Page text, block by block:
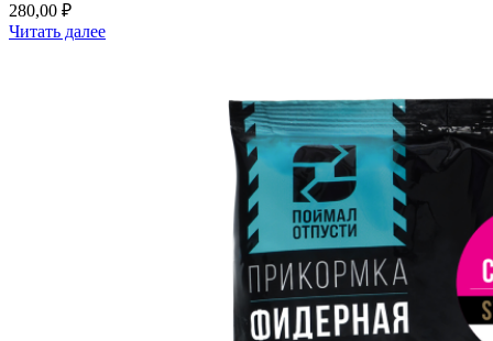
280,00 ₽
Читать далее